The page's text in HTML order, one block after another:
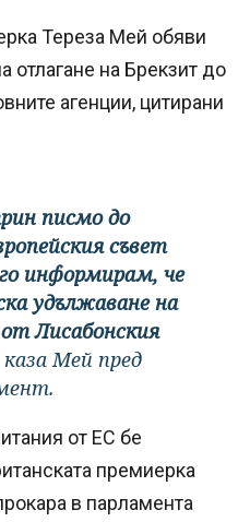
Тереза Мей обяви
отлагане на Брекзит до
агенции, цитирани
писмо до
съвет
информирам, че
удължаване на
Лисабонския
каза Мей пред
от ЕС бе
премиерка
в парламента